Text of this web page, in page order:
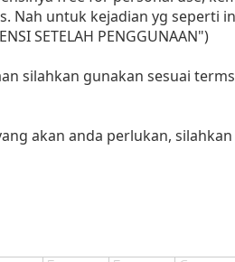
Nah untuk kejadian yg seperti
SETELAH PENGGUNAAN")
silahkan gunakan sesuai
akan anda perlukan,